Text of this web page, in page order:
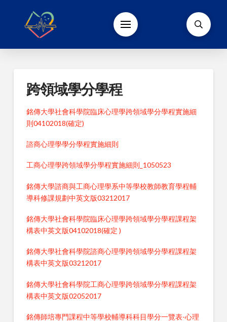
跨領域學分學程
銘傳大學社會科學院臨床心理學跨領域學分學程實施細
則04102018(確定)
諮商心理學學分學程實施細則
工商心理學跨領域學分學程實施細則_1050523
銘傳大學諮商與工商心理學系中等學校教師教育學程輔
導科修課規劃中英文版03212017
銘傳大學社會科學院臨床心理學跨領域學分學程課程架
構表中英文版04102018(確定 )
銘傳大學社會科學院諮商心理學跨領域學分學程課程架
構表中英文版03212017
銘傳大學社會科學院工商心理學跨領域學分學程課程架
構表中英文版02052017
銘傳師培專門課程中等學校輔導科科目學分一覽表-心理